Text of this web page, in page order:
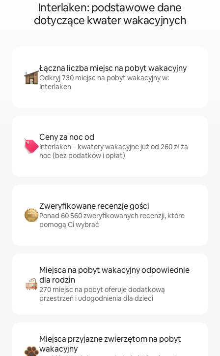
Interlaken: podstawowe dane
dotyczące kwater wakacyjnych
Łączna liczba miejsc na pobyt wakacyjny
Odkryj 730 miejsc na pobyt wakacyjny w:
Interlaken
Ceny za noc od
Interlaken – kwatery wakacyjne już od 260 zł za
noc (bez podatków i opłat)
Zweryfikowane recenzje gości
Ponad 60 560 zweryfikowanych recenzji, które
pomogą Ci wybrać
Miejsca na pobyt wakacyjny odpowiednie
dla rodzin
270 miejsc na pobyt oferuje dodatkową
przestrzeń i udogodnienia dla dzieci
Miejsca przyjazne zwierzętom na pobyt
wakacyjny